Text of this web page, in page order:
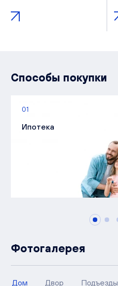
Способы покупки
01
Ипотека
Фотогалерея
Дом Двор Подъезды